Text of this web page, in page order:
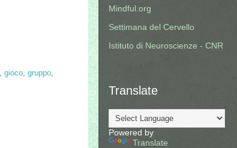
gioco gruppo
Mindful.org
Settimana del Cervello
Istituto di Neuroscienze - CNR
Translate
Powered by
Translate